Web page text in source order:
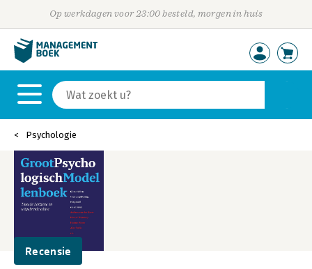
Op werkdagen voor 23:00 besteld, morgen in huis
Psychologie
Recensie